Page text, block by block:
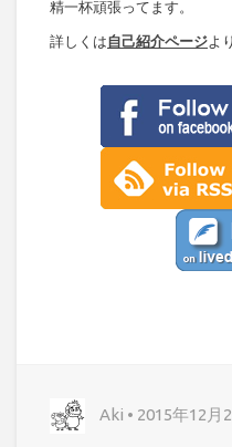
精一杯頑張ってます。
詳しくは自己紹介ページよ
Aki • 2015年12月